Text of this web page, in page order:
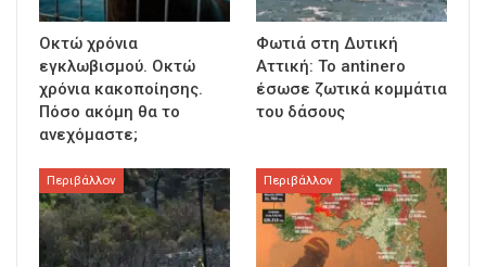
Οκτώ χρόνια
εγκλωβισμού. Οκτώ
χρόνια κακοποίησης.
Πόσο ακόμη θα το
ανεχόμαστε;
Φωτιά στη Δυτική
Αττική: Το antinero
έσωσε ζωτικά κομμάτια
του δάσους
Περιβάλλον Περιβάλλον